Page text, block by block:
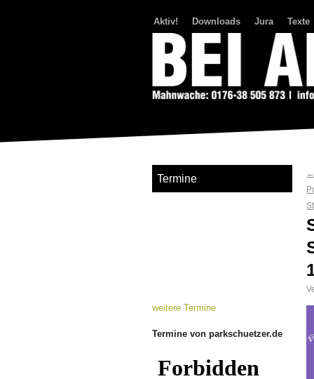
Aktiv! Downloads Jura Texte
←
Termine
weitere Termine
Termine von parkschuetzer.de